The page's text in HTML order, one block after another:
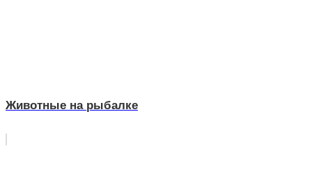
Животные на рыбалке